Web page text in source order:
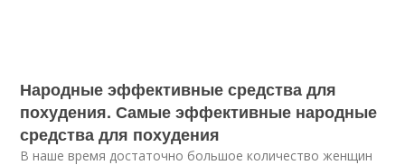
Народные эффективные средства для
похудения. Самые эффективные народные
средства для похудения
В наше время достаточно большое количество женщин